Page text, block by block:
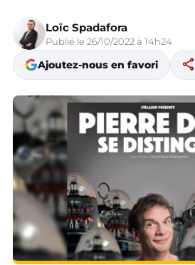
Loïc Spadafora
Publié le 26/10/2022 à 14h24
Ajoutez-nous en favori share